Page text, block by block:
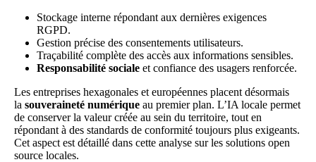
Stockage interne répondant aux dernières exigences
RGPD.
Gestion précise des consentements utilisateurs.
Traçabilité complète des accès aux informations sensibles.
Responsabilité sociale et confiance des usagers renforcée.
Les entreprises hexagonales et européennes placent désormais
la souveraineté numérique au premier plan. L’IA locale permet
de conserver la valeur créée au sein du territoire, tout en
répondant à des standards de conformité toujours plus exigeants.
Cet aspect est détaillé dans cette analyse sur les solutions open
source locales.